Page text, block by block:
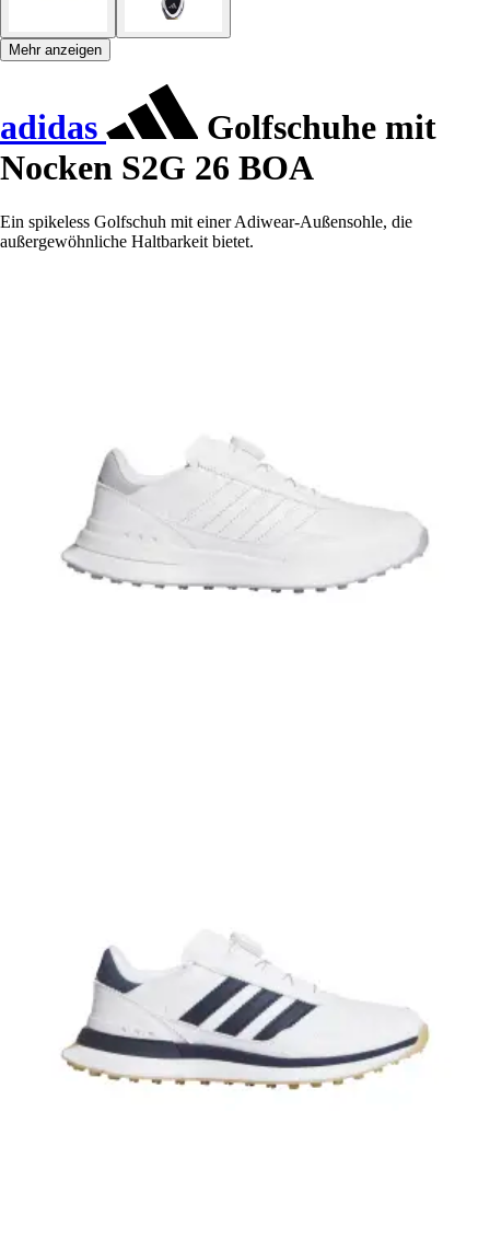
Mehr anzeigen
adidas
Golfschuhe mit
Nocken S2G 26 BOA
Ein spikeless Golfschuh mit einer Adiwear-Außensohle, die
außergewöhnliche Haltbarkeit bietet.